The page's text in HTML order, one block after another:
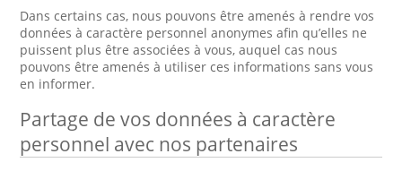
Dans certains cas, nous pouvons être amenés à rendre vos
données à caractère personnel anonymes afin qu’elles ne
puissent plus être associées à vous, auquel cas nous
pouvons être amenés à utiliser ces informations sans vous
en informer.
Partage de vos données à caractère
personnel avec nos partenaires